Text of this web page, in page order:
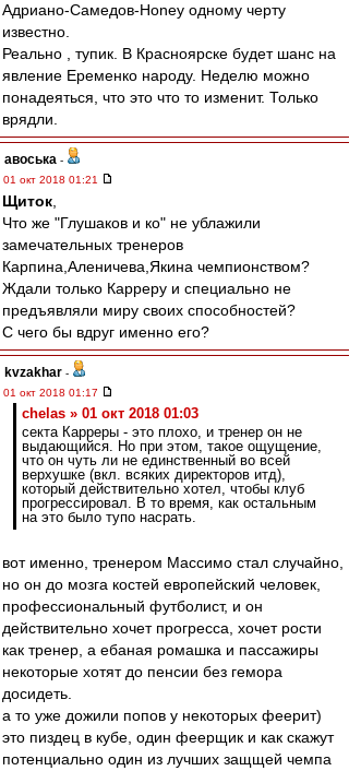
Адриано-Самедов-Honey одному черту
известно.
Реально , тупик. В Красноярске будет шанс на
явление Еременко народу. Неделю можно
понадеяться, что это что то изменит. Только
врядли.
авоська -
01 окт 2018 01:21
Щиток
Что же "Глушаков и ко" не ублажили
замечательных тренеров
Карпина,Аленичева,Якина чемпионством?
Ждали только Карреру и специально не
предъявляли миру своих способностей?
С чего бы вдруг именно его?
kvzakhar -
01 окт 2018 01:17
chelas » 01 окт 2018 01:03
секта Карреры - это плохо, и тренер он не
выдающийся. Но при этом, такое ощущение,
что он чуть ли не единственный во всей
верхушке (вкл. всяких директоров итд),
который действительно хотел, чтобы клуб
прогрессировал. В то время, как остальным
на это было тупо насрать.
вот именно, тренером Массимо стал случайно,
но он до мозга костей европейский человек,
профессиональный футболист, и он
действительно хочет прогресса, хочет рости
как тренер, а ебаная ромашка и пассажиры
некоторые хотят до пенсии без гемора
досидеть.
а то уже дожили попов у некоторых феерит)
это пиздец в кубе, один феерщик и как скажут
потенциально один из лучших защщей чемпа